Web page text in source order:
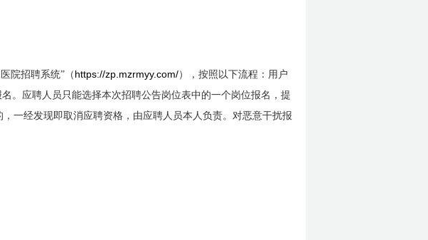
院招聘系统”（ https://zp.mzrmyy.com/），按照以下流程：用户
应聘人员只能选择本次招聘公告岗位表中的一个岗位报名，提
一经发现即取消应聘资格，由应聘人员本人负责。对恶意干扰报